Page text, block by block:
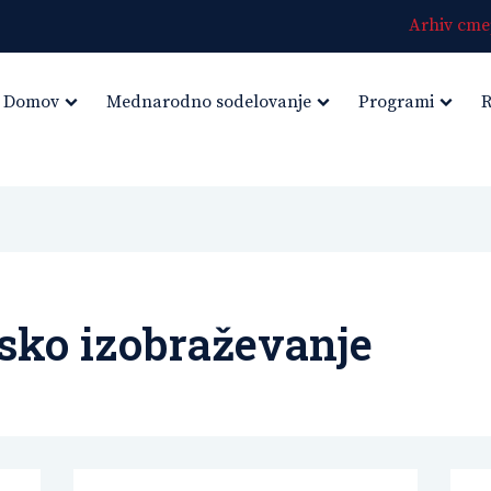
Arhiv
Domov Mednarodno sodelovanje Programi
izobraževanje